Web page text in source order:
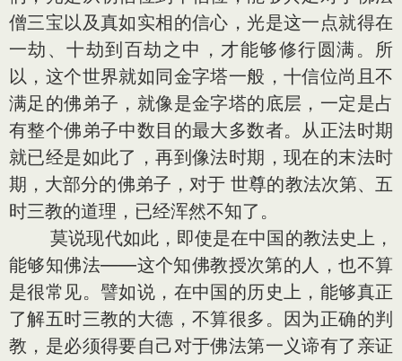
僧三宝以及真如实相的信心，光是这一点就得在
一劫、十劫到百劫之中，才能够修行圆满。所
以，这个世界就如同金字塔一般，十信位尚且不
满足的佛弟子，就像是金字塔的底层，一定是占
有整个佛弟子中数目的最大多数者。从正法时期
就已经是如此了，再到像法时期，现在的末法时
期，大部分的佛弟子，对于 世尊的教法次第、五
时三教的道理，已经浑然不知了。
莫说现代如此，即使是在中国的教法史上，
能够知佛法——这个知佛教授次第的人，也不算
是很常见。譬如说，在中国的历史上，能够真正
了解五时三教的大德，不算很多。因为正确的判
教，是必须得要自己对于佛法第一义谛有了亲证